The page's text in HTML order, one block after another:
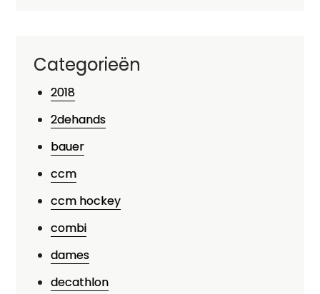
Categorieën
2018
2dehands
bauer
ccm
ccm hockey
combi
dames
decathlon